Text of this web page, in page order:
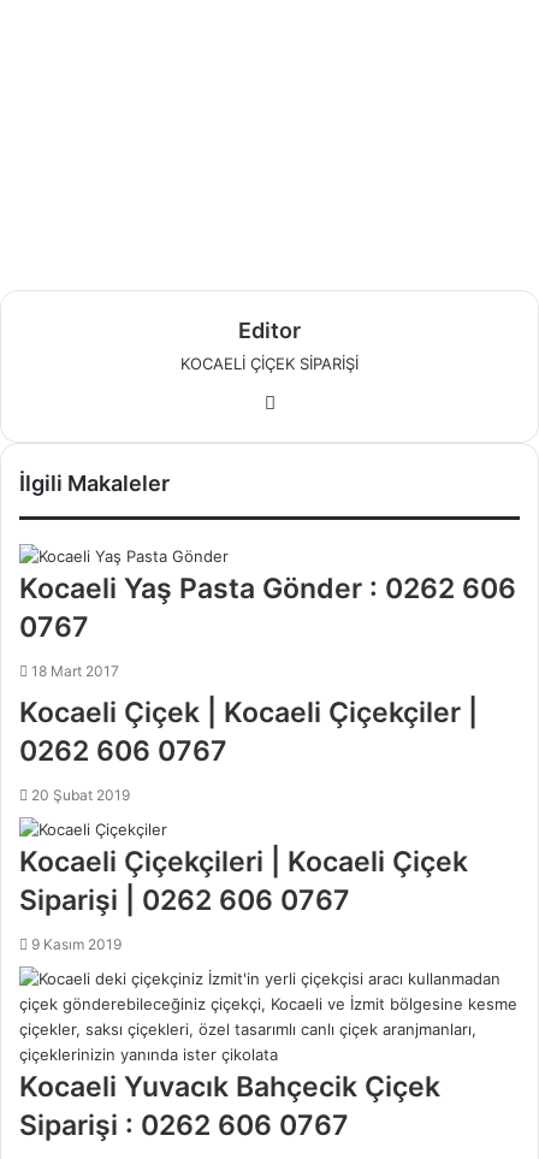
Editor
KOCAELİ ÇİÇEK SİPARİŞİ
i
e
s
İlgili Makaleler
Kocaeli Yaş Pasta Gönder : 0262 606
0767
18 Mart 2017
Kocaeli Çiçek | Kocaeli Çiçekçiler |
0262 606 0767
20 Şubat 2019
Kocaeli Çiçekçileri | Kocaeli Çiçek
Siparişi | 0262 606 0767
9 Kasım 2019
Kocaeli Yuvacık Bahçecik Çiçek
Siparişi : 0262 606 0767